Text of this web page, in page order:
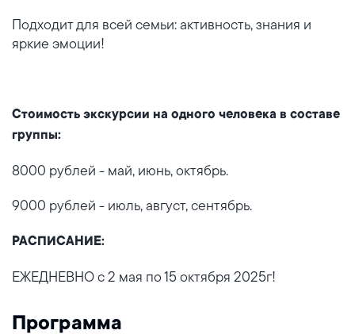
Подходит для всей семьи: активность, знания и
яркие эмоции!
Стоимость экскурсии на одного человека в составе
группы:
8000 рублей - май, июнь, октябрь.
9000 рублей - июль, август, сентябрь.
РАСПИСАНИЕ:
ЕЖЕДНЕВНО с 2 мая по 15 октября 2025г!
Программа